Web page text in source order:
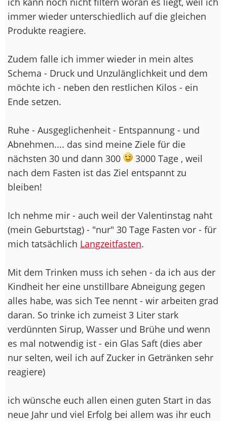
immer wieder unterschiedlich auf die gleichen
Produkte reagiere.
Zudem falle ich immer wieder in mein altes
Schema - Druck und Unzulänglichkeit und dem
möchte ich - neben den restlichen Kilos - ein
Ende setzen.
Ruhe - Ausgeglichenheit - Entspannung - und
Abnehmen.... das sind meine Ziele für die
nächsten 30 und dann 300
3000 Tage , weil
nach dem Fasten ist das Ziel entspannt zu
bleiben!
Ich nehme mir - auch weil der Valentinstag naht
(mein Geburtstag) - "nur" 30 Tage Fasten vor - für
mich tatsächlich Langzeitfasten.
Mit dem Trinken muss ich sehen - da ich aus der
Kindheit her eine unstillbare Abneigung gegen
alles habe, was sich Tee nennt - wir arbeiten grad
daran. So trinke ich zumeist 3 Liter stark
verdünnten Sirup, Wasser und Brühe und wenn
es mal notwendig ist - ein Glas Saft (dies aber
nur selten, weil ich auf Zucker in Getränken sehr
reagiere)
ich wünsche euch allen einen guten Start in das
neue Jahr und viel Erfolg bei allem was ihr euch